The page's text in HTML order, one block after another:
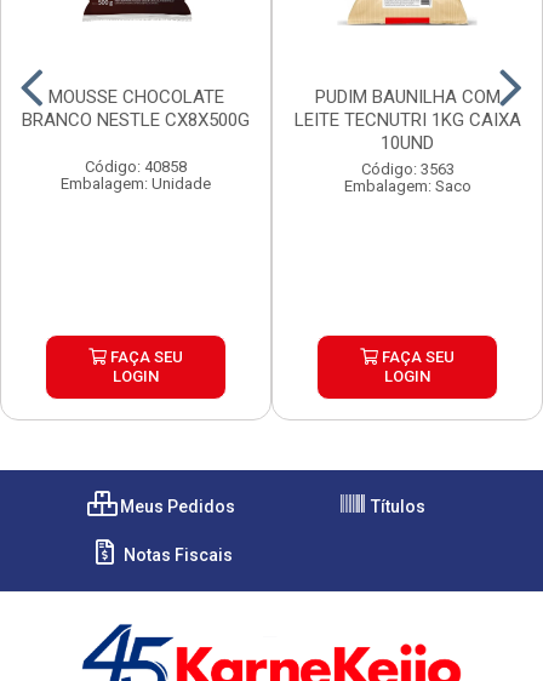
MOUSSE CHOCOLATE
BRANCO NESTLE CX8X500G
Código: 40858
Embalagem: Unidade
FAÇA SEU
LOGIN
PUDIM BAUNILHA COM
LEITE TECNUTRI 1KG CAIXA
10UND
Código: 3563
Embalagem: Saco
FAÇA SEU
LOGIN
Meus Pedidos Títulos
Notas Fiscais